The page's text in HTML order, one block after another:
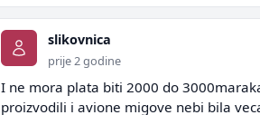
slikovnica
prije 2 godine
I ne mora plata biti 2000 do
proizvodili i avione migove nebi bila